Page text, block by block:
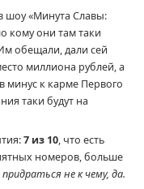
шоу «Минута Славы:
кому они там таки
обещали, дали сей
миллиона рублей, а
минус к карме Первого
таки будут на
7 из 10, что есть
номеров, больше
не к чему, да.